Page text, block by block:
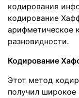
кодирования
кодирование
арифметическое
разновидности.
Кодирование
Этот метод
получил широкое